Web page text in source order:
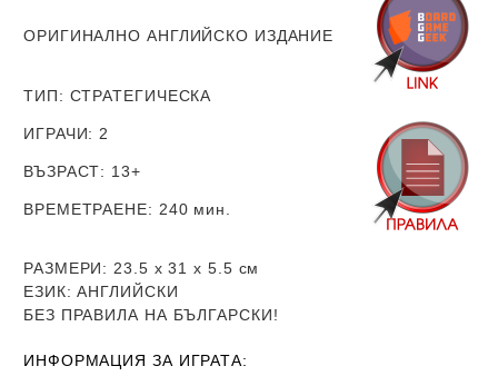
ОРИГИНАЛНО АНГЛИЙСКО ИЗДАНИЕ
ТИП: СТРАТЕГИЧЕСКА
ИГРАЧИ: 2
ВЪЗРАСТ: 13+
ВРЕМЕТРАЕНЕ: 240 мин.
РАЗМЕРИ: 23.5 х 31 х 5.5 см
ЕЗИК: АНГЛИЙСКИ
БЕЗ ПРАВИЛА НА БЪЛГАРСКИ!
ИНФОРМАЦИЯ ЗА ИГРАТА: